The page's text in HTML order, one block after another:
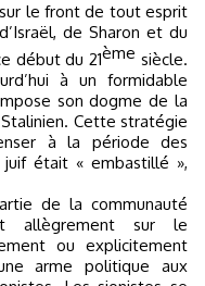
le front de tout esprit
de Sharon et du
début du 21ème siècle.
à un formidable
son dogme de la
Cette stratégie
à la période des
était « embastillé »,
de la communauté
allègrement sur le
ou explicitement
arme politique aux